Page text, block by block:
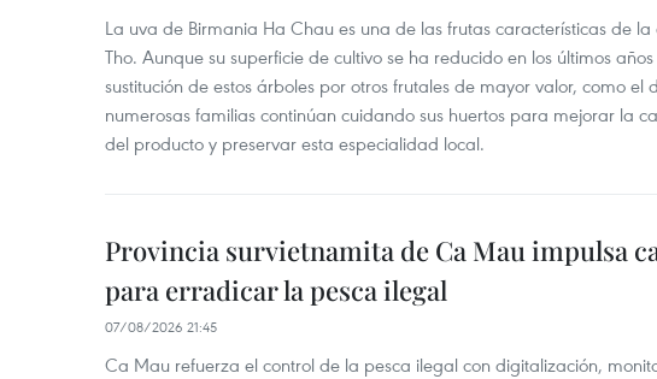
La uva de Birmania Ha Chau es una de las frutas características de
Tho. Aunque su superficie de cultivo se ha reducido en los últimos
sustitución de estos árboles por otros frutales de mayor valor, como el
numerosas familias continúan cuidando sus huertos para mejorar la
del producto y preservar esta especialidad local.
Provincia survietnamita de Ca Mau impulsa
para erradicar la pesca ilegal
07/08/2026 21:45
Ca Mau refuerza el control de la pesca ilegal con digitalización,